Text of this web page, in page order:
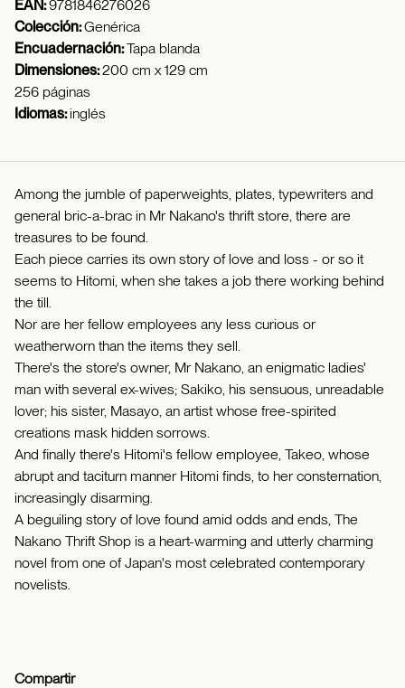
EAN:9781846276026
Colección:Genérica
Encuadernación:Tapa blanda
Dimensiones:200 cm x 129 cm
256 páginas
Idiomas:inglés
Among the jumble of paperweights, plates, typewriters and
general bric-a-brac in Mr Nakano's thrift store, there are
treasures to be found.
Each piece carries its own story of love and loss - or so it
seems to Hitomi, when she takes a job there working behind
the till.
Nor are her fellow employees any less curious or
weatherworn than the items they sell.
There's the store's owner, Mr Nakano, an enigmatic ladies'
man with several ex-wives; Sakiko, his sensuous, unreadable
lover; his sister, Masayo, an artist whose free-spirited
creations mask hidden sorrows.
And finally there's Hitomi's fellow employee, Takeo, whose
abrupt and taciturn manner Hitomi finds, to her consternation,
increasingly disarming.
A beguiling story of love found amid odds and ends, The
Nakano Thrift Shop is a heart-warming and utterly charming
novel from one of Japan's most celebrated contemporary
novelists.
Compartir